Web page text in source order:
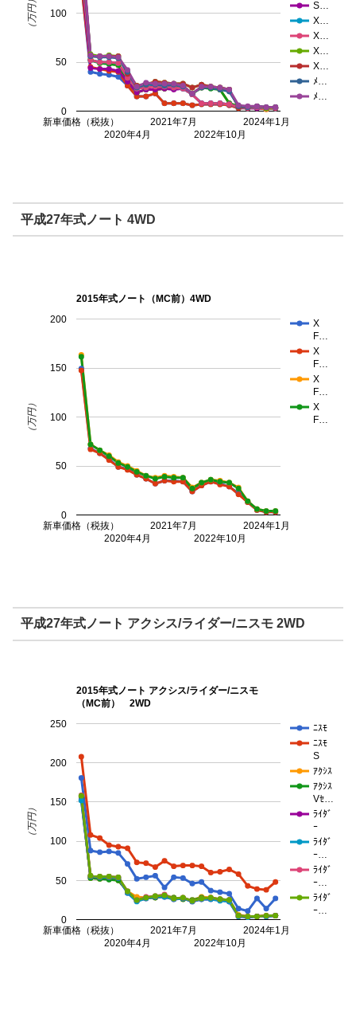
S…
X…
X…
X…
X…
ﾒ…
ﾒ…
新車価格（税抜）
2020年4月
2021年7月
2022年10月
2024年1月
0
50
100
（万円）
平成27年式ノート 4WD
2015年式ノート（MC前）4WD
X
F…
X
F…
X
F…
X
F…
新車価格（税抜）
2020年4月
2021年7月
2022年10月
2024年1月
0
50
100
150
200
（万円）
平成27年式ノート アクシス/ライダー/ニスモ 2WD
2015年式ノート アクシス/ライダー/ニスモ
（MC前） 2WD
ﾆｽﾓ
ﾆｽﾓ
S
ｱｸｼｽ
ｱｸｼｽ
Vｾ…
ﾗｲﾀﾞ
ｰ
ﾗｲﾀﾞ
ｰ…
ﾗｲﾀﾞ
ｰ…
ﾗｲﾀﾞ
ｰ…
新車価格（税抜）
2020年4月
2021年7月
2022年10月
2024年1月
0
50
100
150
200
250
（万円）